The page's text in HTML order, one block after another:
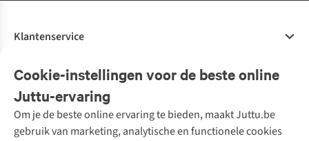
Cookie-instellingen voor de beste online
Juttu-ervaring
Om je de beste online ervaring te bieden, maakt Juttu.be
gebruik van marketing, analytische en functionele cookies
Klantenservice
Bestellen
Betalen
10% studentenkorting
Klarna - achteraf betalen
Onze diensten
Tweedehands - ReJUsed
Kledingatelier
Juttu